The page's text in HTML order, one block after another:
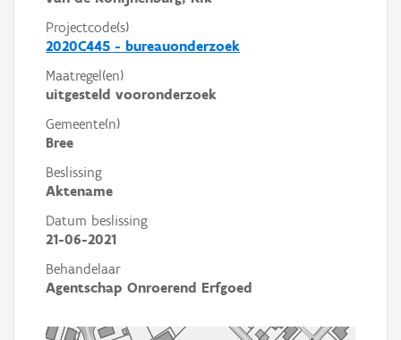
Projectcode(s)
2020C445 - bureauonderzoek
Maatregel(en)
uitgesteld vooronderzoek
Gemeente(n)
Bree
Beslissing
Aktename
Datum beslissing
21-06-2021
Behandelaar
Agentschap Onroerend Erfgoed